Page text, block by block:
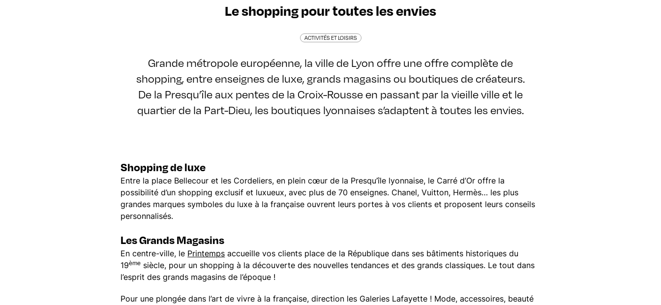
Le shopping pour toutes les envies
ACTIVITÉS ET LOISIRS
Grande métropole européenne, la ville de Lyon offre une offre complète de
shopping, entre enseignes de luxe, grands magasins ou boutiques de créateurs.
De la Presqu’île aux pentes de la Croix-Rousse en passant par la vieille ville et le
quartier de la Part-Dieu, les boutiques lyonnaises s’adaptent à toutes les envies.
Shopping de luxe
Entre la place Bellecour et les Cordeliers, en plein cœur de la Presqu’île lyonnaise, le Carré d’Or offre la
possibilité d’un shopping exclusif et luxueux, avec plus de 70 enseignes. Chanel, Vuitton, Hermès… les plus
grandes marques symboles du luxe à la française ouvrent leurs portes à vos clients et proposent leurs conseils
personnalisés.
Les Grands Magasins
En centre-ville, le Printemps accueille vos clients place de la République dans ses bâtiments historiques du
19ème siècle, pour un shopping à la découverte des nouvelles tendances et des grands classiques. Le tout dans
l’esprit des grands magasins de l’époque !
Pour une plongée dans l’art de vivre à la française, direction les Galeries Lafayette ! Mode, accessoires, beauté